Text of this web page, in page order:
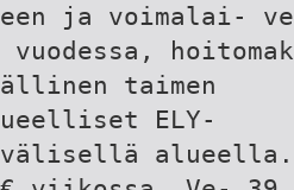
ja voimalai-
vuodessa,
taimen
ELY-
välisellä